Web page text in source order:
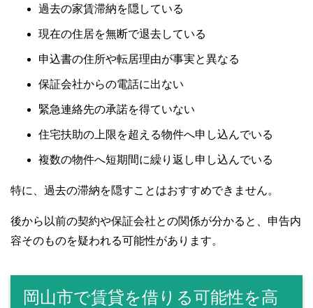
過去の家賃滞納を隠している
現在の住居を無断で退去している
申込書の住所や転居理由が事実と異なる
保証会社からの電話に出ない
緊急連絡先の承諾を得ていない
住宅扶助の上限を超える物件へ申し込んでいる
複数の物件へ短期間に繰り返し申し込んでいる
特に、過去の滞納を隠すことはおすすめできません。
後から以前の契約や保証会社との関係が分かると、申告内
容そのものを疑われる可能性があります。
岡山市で賃貸を借りる可能性を高